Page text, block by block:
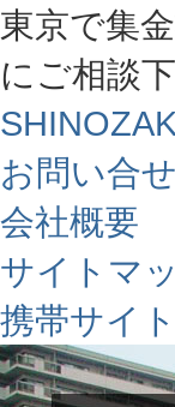
東京で集
にご相談下
お問い合
会社概要
サイトマ
携帯サイ